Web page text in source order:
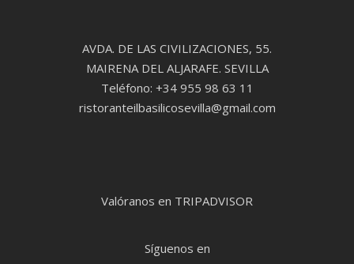
AVDA. DE LAS CIVILIZACIONES, 55.
MAIRENA DEL ALJARAFE. SEVILLA
Teléfono: +34 955 98 63 11
ristoranteilbasilicosevilla@gmail.com
Valóranos en TRIPADVISOR
Síguenos en